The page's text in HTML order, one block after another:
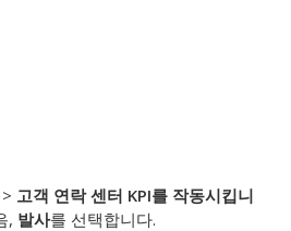
> 고객 연락 센터 KPI를 작동시킵니
, 발사를 선택합니다.